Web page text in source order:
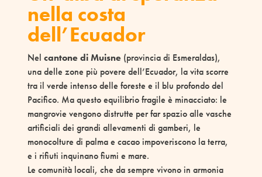
nella costa
dell’Ecuador
Nel cantone di Muisne(provincia di Esmeraldas),
una delle zone più povere dell’Ecuador, la vita scorre
tra il verde intenso delle foreste e il blu profondo del
Pacifico. Ma questo equilibrio fragile è minacciato: le
mangrovie vengono distrutte per far spazio alle vasche
artificiali dei grandi allevamenti di gamberi, le
monocolture di palma e cacao impoveriscono la terra,
e i rifiuti inquinano fiumi e mare.
Le comunità locali, che da sempre vivono in armonia